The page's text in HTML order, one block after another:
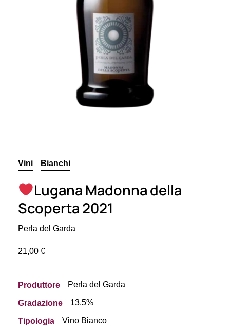
Vini Bianchi
Lugana Madonna della
Scoperta 2021
Perla del Garda
21,00 €
Produttore Perla del Garda
Gradazione 13,5%
Tipologia Vino Bianco